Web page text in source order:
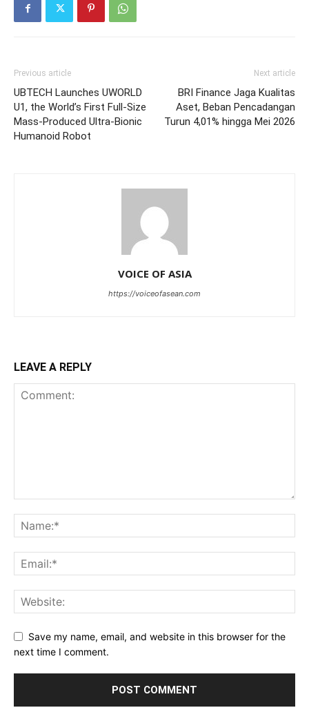
Previous article
UBTECH Launches UWORLD
U1, the World’s First Full-Size
Mass-Produced Ultra-Bionic
Humanoid Robot
Next article
BRI Finance Jaga Kualitas
Aset, Beban Pencadangan
Turun 4,01% hingga Mei 2026
VOICE OF ASIA
https://voiceofasean.com
LEAVE A REPLY
Save my name, email, and website in this browser for the
next time I comment.